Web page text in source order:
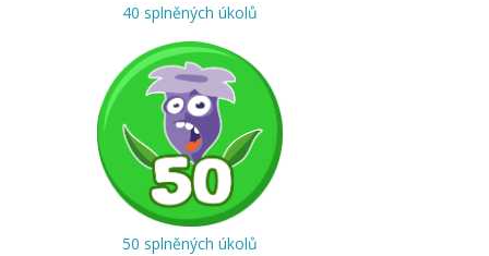
40 splněných úkolů
50 splněných úkolů